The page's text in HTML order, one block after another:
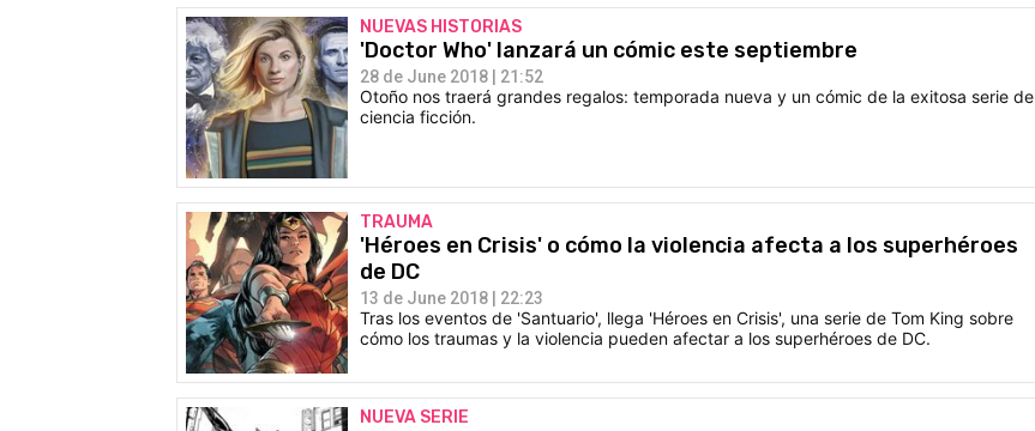
NUEVAS HISTORIAS
'Doctor Who' lanzará un cómic este septiembre
28 de June 2018 | 21:52
Otoño nos traerá grandes regalos: temporada nueva y un cómic de la exitosa serie de
ciencia ficción.
TRAUMA
'Héroes en Crisis' o cómo la violencia afecta a los superhéroes
de DC
13 de June 2018 | 22:23
Tras los eventos de 'Santuario', llega 'Héroes en Crisis', una serie de Tom King sobre
cómo los traumas y la violencia pueden afectar a los superhéroes de DC.
NUEVA SERIE